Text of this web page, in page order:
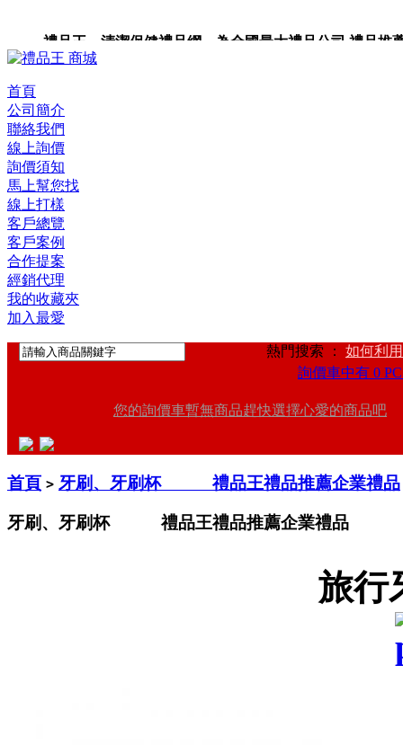
禮品王 清潔保健禮品網 為全國最大禮品公司,禮品推
禮品卡,企業禮品,禮品小物,高級禮品,禮品網站。
首頁
公司簡介
聯絡我們
線上詢價
詢價須知
馬上幫您找
線上打樣
客戶總覽
客戶案例
合作提案
經銷代理
我的收藏夾
加入最愛
熱門搜索 ： 如何利
詢價車中有 0
您的詢價車暫無商品趕快選擇心愛的商品吧
首頁 > 牙刷、牙刷杯 禮品王禮品推薦企業禮品
牙刷、牙刷杯 禮品王禮品推薦企業禮品
旅行